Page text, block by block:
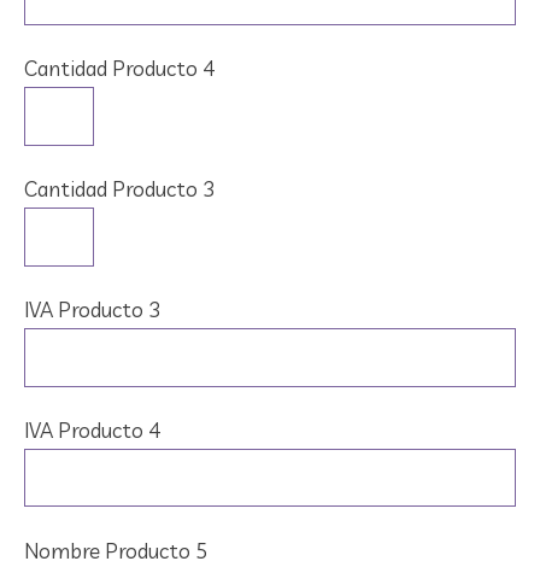
Cantidad Producto 4
Cantidad Producto 3
IVA Producto 3
IVA Producto 4
Nombre Producto 5